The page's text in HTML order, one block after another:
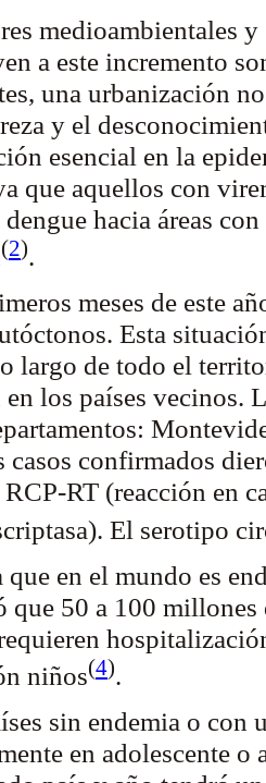
medioambientales
a este incremento
una urbanización
y el
esencial en la
que aquellos con
dengue hacia áreas
(2).
meses de este
Esta
largo de todo el
los países vecinos.
casos confirmados
RT (reacción en
). El serotipo
que en el mundo es
que 50 a 100 millones
niños(4).
sin endemia o con
en adolescente